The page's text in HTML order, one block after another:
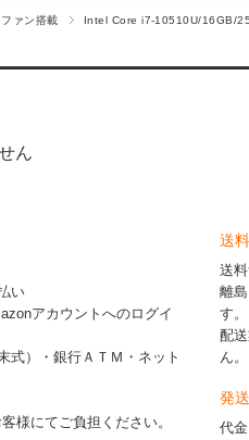
ファン搭載 Intel Core i7-10510U/16GB/
ん
い
アカウントへのログイ
式）・銀行ＡＴＭ・ネット
様にてご負担ください。
送
送
離
す。
配
ん
発
代